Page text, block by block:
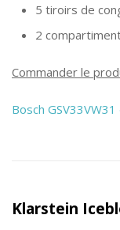
5 tiroirs de
2
Commander le
Bosch
Klarstein